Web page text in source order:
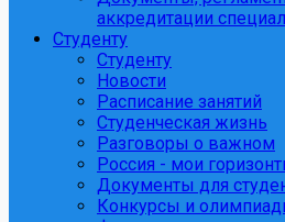
аккредитации
Студенту
Студенту
Новости
Расписание занятий
Студенческая жизнь
Разговоры о важном
Россия - мои
Документы для
Конкурсы и